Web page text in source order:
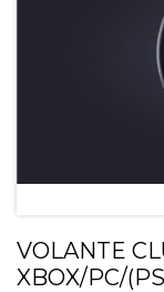
VOLANTE
XBOX/PC/